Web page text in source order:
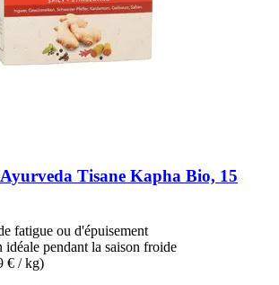
Tisane Kapha Bio, 15
fatigue ou d'épuisement
idéale pendant la saison froide
€ / kg)